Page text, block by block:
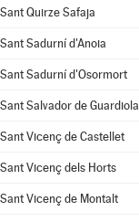
Sant Quirze Safaja
Sant Sadurní d'Anoia
Sant Sadurní d'Osormort
Sant Salvador de Guardiola
Sant Vicenç de Castellet
Sant Vicenç dels Horts
Sant Vicenç de Montalt